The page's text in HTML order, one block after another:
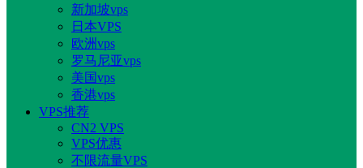
新加坡vps
日本VPS
欧洲vps
罗马尼亚vps
美国vps
香港vps
VPS推荐
CN2 VPS
VPS优惠
不限流量VPS